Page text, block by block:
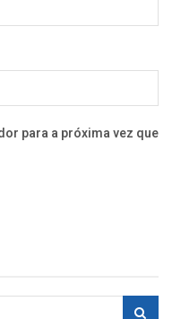
para a próxima vez que